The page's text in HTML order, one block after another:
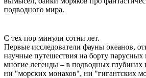
подводного мира.
С тех пор минули сотни лет.
Первые исследователи фауны океанов,
научные путешествия на борту парусных
многие легенды – в подводных глубинах
ни "морских монахов", ни "гигантских